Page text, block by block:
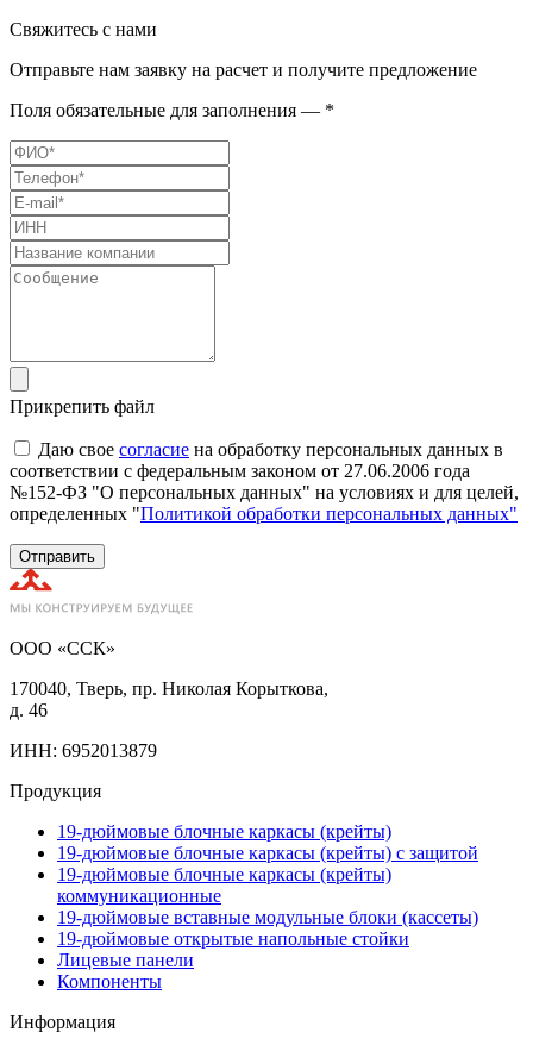
Свяжитесь с нами
Отправьте нам заявку на расчет и получите предложение
Поля обязательные для заполнения — *
Прикрепить файл
Даю свое согласие на обработку персональных данных в
соответствии с федеральным законом от 27.06.2006 года
№152-ФЗ "О персональных данных" на условиях и для целей,
определенных "Политикой обработки персональных данных"
Отправить
ООО «ССК»
170040, Тверь, пр. Николая Корыткова,
д. 46
ИНН: 6952013879
Продукция
19-дюймовые блочные каркасы (крейты)
19-дюймовые блочные каркасы (крейты) с защитой
19-дюймовые блочные каркасы (крейты)
коммуникационные
19-дюймовые вставные модульные блоки (кассеты)
19-дюймовые открытые напольные стойки
Лицевые панели
Компоненты
Информация